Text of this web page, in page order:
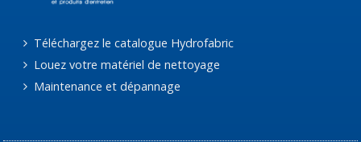
Téléchargez le catalogue Hydrofabric
Louez votre matériel de nettoyage
Maintenance et dépannage